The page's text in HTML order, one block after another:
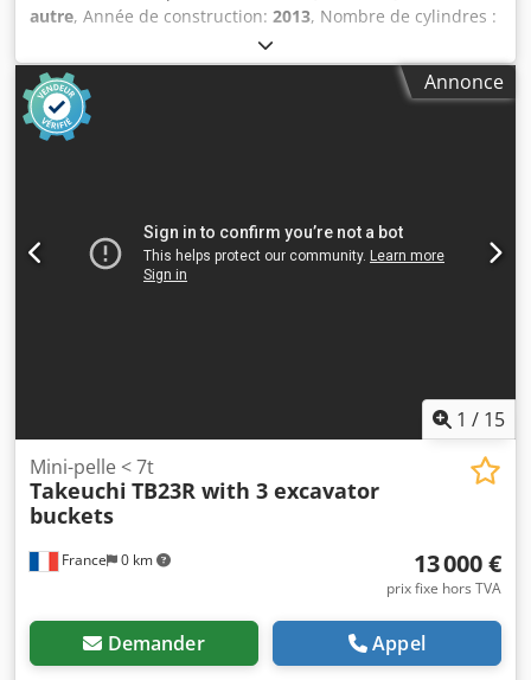
autre, Année de construction: 2013, Nombre de cylindres :
6 Largeur : 80 cm Largeur des chenilles : 8 cm Numéro de
série : E00210468 Moteur : Volvo D6 H Nombre de
cylindres : 6 cylindres Puissance du moteur : 128 kW
Profondeur de creusement : 6,71 m Dcjdpfjzrv U Esx Amhjk
Portée maximale : 10,1 m Force de démolition : 142 kN
message d’erreur moteur.
Annonce
1 / 15
France 0 km
Mini-pelle < 7t
Takeuchi TB23R with 3 excavator
buckets
13 000 €
prix fixe hors TVA
Demander Appel